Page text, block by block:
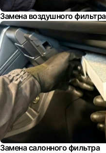
Замена воздушного фильтра
Замена салонного фильтра